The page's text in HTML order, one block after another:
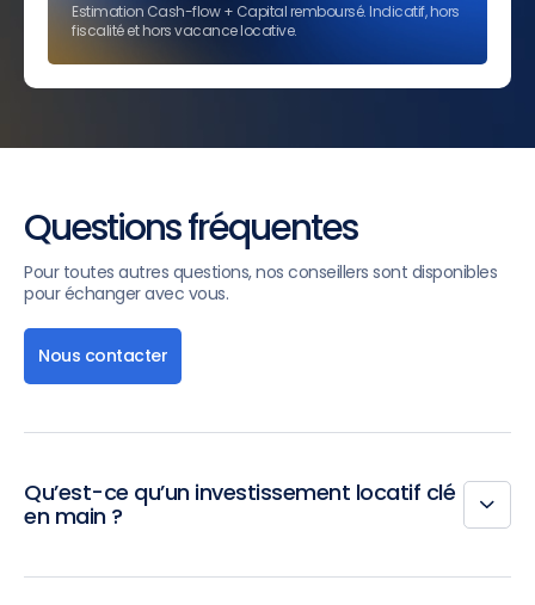
Estimation Cash-flow + Capital remboursé. Indicatif, hors
fiscalité et hors vacance locative.
Questions fréquentes
Pour toutes autres questions, nos conseillers sont disponibles
pour échanger avec vous.
Nous contacter
Qu’est-ce qu’un investissement locatif clé
en main ?